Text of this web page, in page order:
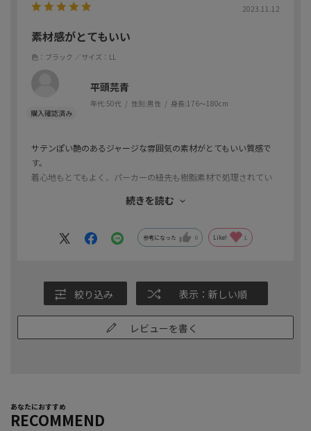
2023.11.12
素材感がとてもいい
色：ブラック ／サイズ：LL
平頭芫青
年代:50代 性別:男性 身長:176～180cm
サテンぽい艶のあるジャージな雰囲気の素材がとてもいい質感で
す。
着心地もとてもよく、パーカーの紐先も樹脂素材で処理されてい
自身の5Lは店頭で購入し、家人も欲しいとのことで、サイズ違い
家人もとても満足しています！
続きを読む
参考になった 0 Like! 1
絞り込み 表示：新しい順
レビューを書く
あなたにおすすめ
RECOMMEND